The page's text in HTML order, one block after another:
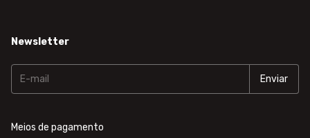
Newsletter
Meios de pagamento